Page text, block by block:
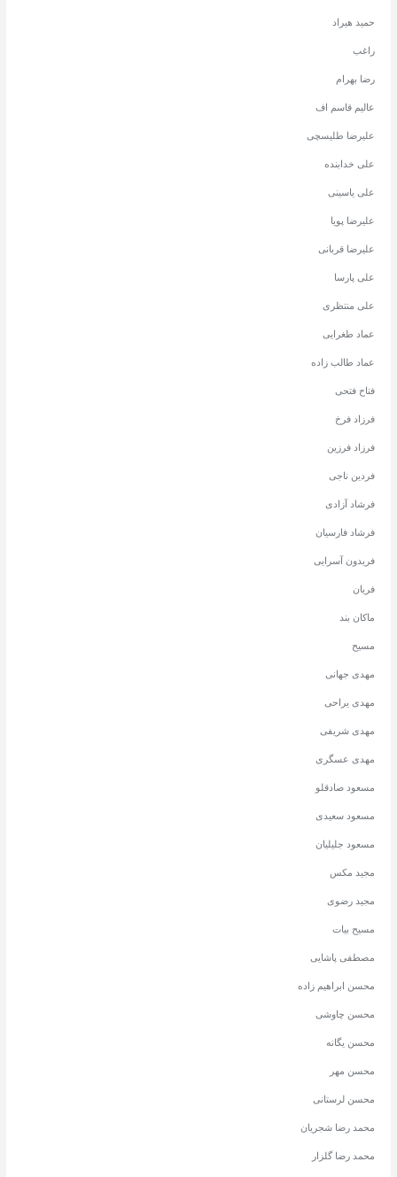
حمید هیراد
راغب
رضا بهرام
عالیم قاسم اف
علیرضا طلیسچی
علی خدابنده
علی یاسینی
علیرضا پویا
علیرضا قربانی
علی پارسا
علی منتظری
عماد طغرایی
عماد طالب زاده
فتاح فتحی
فرزاد فرخ
فرزاد فرزین
فردین ناجی
فرشاد آزادی
فرشاد فارسیان
فریدون آسرایی
فریان
ماکان بند
مسیح
مهدی جهانی
مهدی یراحی
مهدی شریفی
مهدی عسگری
مسعود صادقلو
مسعود سعیدی
مسعود جلیلیان
مجید مکس
مجید رضوی
مسیح بیات
مصطفی پاشایی
محسن ابراهیم زاده
محسن چاوشی
محسن یگانه
محسن مهر
محسن لرستانی
محمد رضا شجریان
محمد رضا گلزار